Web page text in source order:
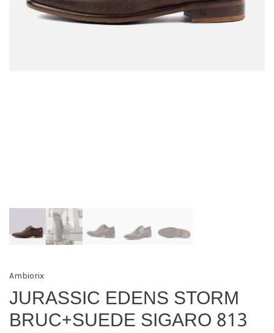
Ambiorix
JURASSIC EDENS STORM
BRUC+SUEDE SIGARO 813